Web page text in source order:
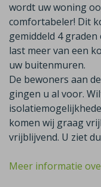
wordt uw woning
comfortabeler! Dit
gemiddeld 4
last meer van een
uw buitenmuren.
De bewoners aan
gingen u al voor.
komen wij graag
vrijblijvend. U ziet
Meer informatie